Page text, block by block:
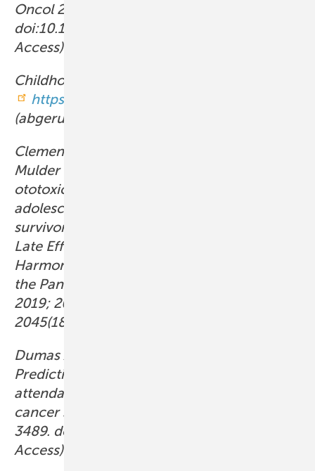
Oncol 2012; 30: 2408–2417.
doi:10.1200/JCO.2011.39.1110 (Open
Access).
Childhood Cancer Registry (ChCR):
https://www.childhoodcancerregistry.ch/
(abgerufen am 01.02.2025).
Clemens E, van den Heuvel-Eibrink MM,
Mulder RL et al.: Recommendations for
ototoxicity surveillance for childhood,
adolescent, and young adult cancer
survivors: a report from the International
Late Effects of Childhood Cancer Guideline
Harmonization Group in collaboration with
the PanCare Consortium. Lancet Oncol
2019; 20: e29–41. doi:10.1016/S1470-
2045(18)30858-1 (Open Access).
Dumas A, Milcent K, Bougas N et al.:
Predictive factors of long-term follow-up
attendance in very long-term childhood
cancer survivors. Cancer 2023; 129: 3476–
3489. doi:10.1002/cncr.34944 (Open
Access).